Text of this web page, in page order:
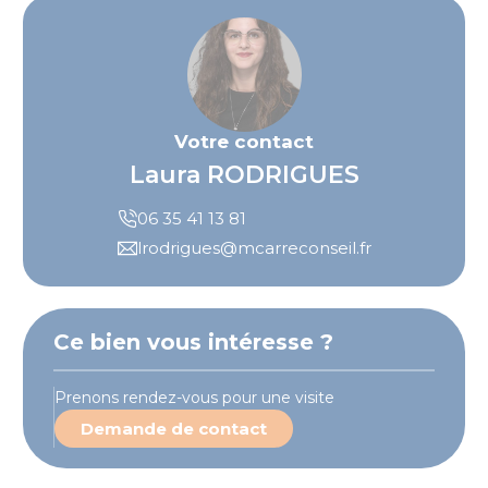
Votre contact
Laura RODRIGUES
06 35 41 13 81
lrodrigues@mcarreconseil.fr
Ce bien vous intéresse ?
Prenons rendez-vous pour une visite
Demande de contact